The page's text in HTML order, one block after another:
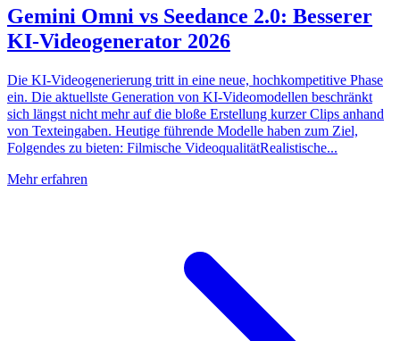
Gemini Omni vs Seedance 2.0: Besserer
KI-Videogenerator 2026
Die KI-Videogenerierung tritt in eine neue, hochkompetitive Phase
ein. Die aktuellste Generation von KI-Videomodellen beschränkt
sich längst nicht mehr auf die bloße Erstellung kurzer Clips anhand
von Texteingaben. Heutige führende Modelle haben zum Ziel,
Folgendes zu bieten: Filmische VideoqualitätRealistische...
Mehr erfahren